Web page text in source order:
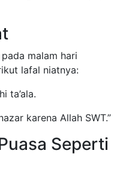
malam hari
lafal niatnya:
ta’ala.
karena Allah SWT.”
Seperti